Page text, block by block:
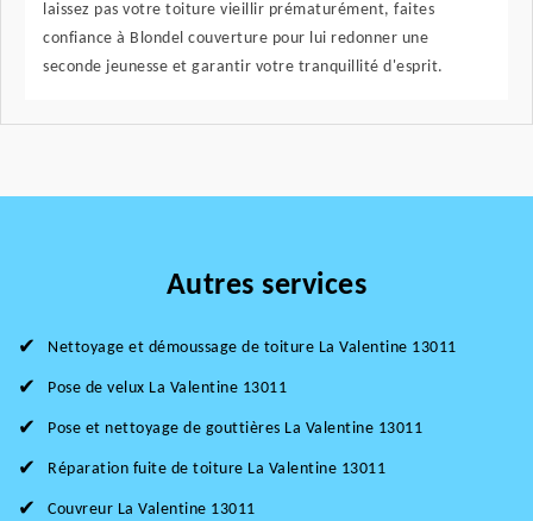
laissez pas votre toiture vieillir prématurément, faites
confiance à Blondel couverture pour lui redonner une
seconde jeunesse et garantir votre tranquillité d'esprit.
Autres services
Nettoyage et démoussage de toiture La Valentine 13011
Pose de velux La Valentine 13011
Pose et nettoyage de gouttières La Valentine 13011
Réparation fuite de toiture La Valentine 13011
Couvreur La Valentine 13011